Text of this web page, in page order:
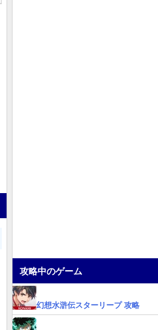
攻略中のゲーム
幻想水滸伝スターリープ 攻略